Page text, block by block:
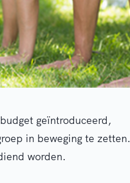
geïntroduceerd,
in beweging te zetten.
worden.